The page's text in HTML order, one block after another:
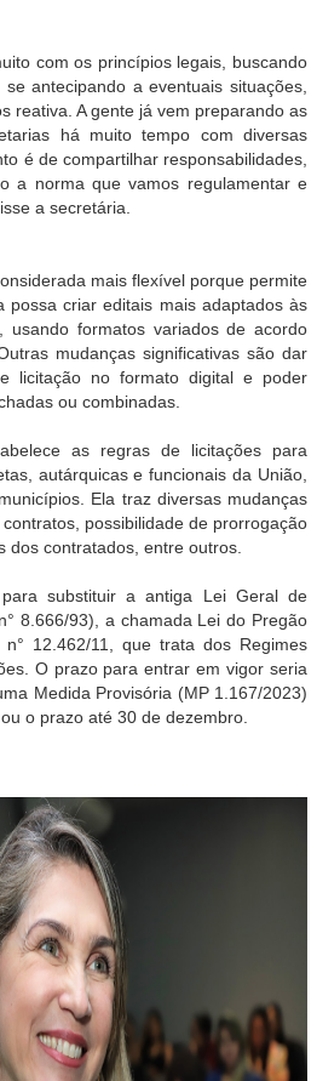
com os princípios legais, buscando
antecipando a eventuais situações,
reativa. A gente já vem preparando as
há muito tempo com diversas
é de compartilhar responsabilidades,
a norma que vamos regulamentar e
a secretária.
mais flexível porque permite
possa criar editais mais adaptados às
usando formatos variados de acordo
mudanças significativas são dar
licitação no formato digital e poder
ou combinadas.
as regras de licitações para
autárquicas e funcionais da União,
Ela traz diversas mudanças
possibilidade de prorrogação
dos contratados, entre outros.
substituir a antiga Lei Geral de
8.666/93), a chamada Lei do Pregão
12.462/11, que trata dos Regimes
O prazo para entrar em vigor seria
Medida Provisória (MP 1.167/2023)
o prazo até 30 de dezembro.